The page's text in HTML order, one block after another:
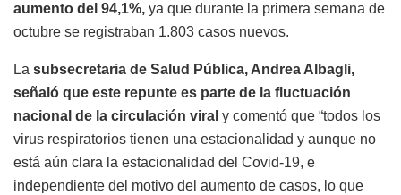
aumento del 94,1%, ya que durante la primera semana de
octubre se registraban 1.803 casos nuevos.
La subsecretaria de Salud Pública, Andrea Albagli,
señaló que este repunte es parte de la fluctuación
nacional de la circulación viral y comentó que “todos los
virus respiratorios tienen una estacionalidad y aunque no
está aún clara la estacionalidad del Covid-19, e
independiente del motivo del aumento de casos, lo que